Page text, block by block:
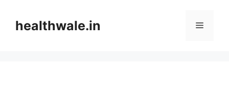
contenthealthwale.in Menu